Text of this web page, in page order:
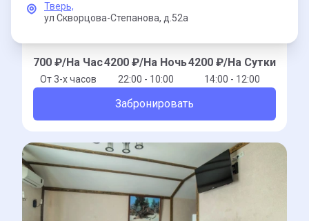
Тверь,
ул Скворцова-Степанова, д.52а
700 ₽/На Час
От 3-x часов
4200 ₽/На Ночь
22:00 - 10:00
4200 ₽/На Сутки
14:00 - 12:00
Забронировать